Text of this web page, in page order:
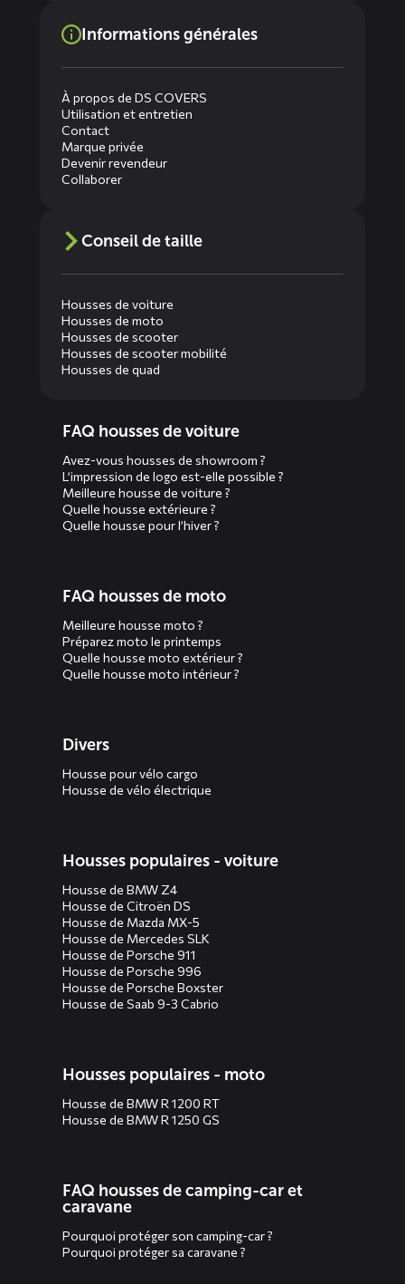
Informations générales
À propos de DS COVERS
Utilisation et entretien
Contact
Marque privée
Devenir revendeur
Collaborer
Conseil de taille
Housses de voiture
Housses de moto
Housses de scooter
Housses de scooter mobilité
Housses de quad
menusFAQ housses de voiture
Avez-vous housses de showroom ?
L’impression de logo est-elle possible ?
Meilleure housse de voiture ?
Quelle housse extérieure ?
Quelle housse pour l’hiver ?
FAQ housses de moto
Meilleure housse moto ?
Préparez moto le printemps
Quelle housse moto extérieur ?
Quelle housse moto intérieur ?
Divers
Housse pour vélo cargo
Housse de vélo électrique
Housses populaires - voiture
Housse de BMW Z4
Housse de Citroën DS
Housse de Mazda MX-5
Housse de Mercedes SLK
Housse de Porsche 911
Housse de Porsche 996
Housse de Porsche Boxster
Housse de Saab 9-3 Cabrio
Housses populaires - moto
Housse de BMW R 1200 RT
Housse de BMW R 1250 GS
FAQ housses de camping-car et
caravane
Pourquoi protéger son camping-car ?
Pourquoi protéger sa caravane ?